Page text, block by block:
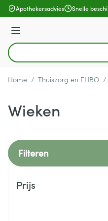
Ga naar de inhoud
Apothekersadvies Snelle
Menu
Product, merk, categorie...
Home / Thuiszorg en EHBO /
Wieken
Filteren
Prijs